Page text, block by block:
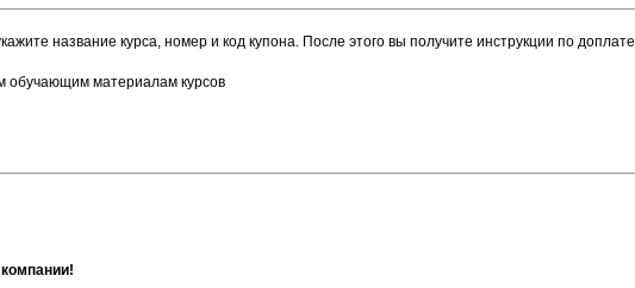
название курса, номер и код купона. После этого вы получите инструкции по доплате
обучающим материалам курсов